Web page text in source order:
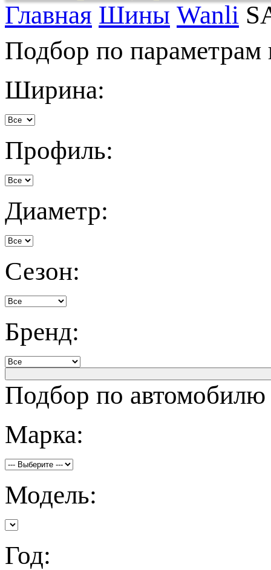
Главная Шины Wanli
Подбор по
Ширина:
Профиль:
Диаметр:
Сезон:
Бренд:
Подбор по автомобилю
Марка:
Модель:
Год: